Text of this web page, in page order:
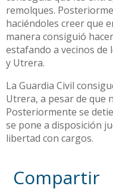
remolques.
haciéndoles creer que
manera consiguió
estafando a vecinos de
y Utrera.
La Guardia Civil
Utrera, a pesar de que
Posteriormente se
se pone a disposición
libertad con cargos.
Compartir